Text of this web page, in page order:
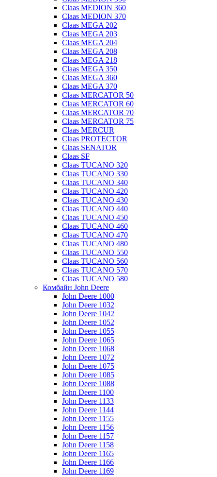
Claas MEDION 360
Claas MEDION 370
Claas MEGA 202
Claas MEGA 203
Claas MEGA 204
Claas MEGA 208
Claas MEGA 218
Claas MEGA 350
Claas MEGA 360
Claas MEGA 370
Claas MERCATOR 50
Claas MERCATOR 60
Claas MERCATOR 70
Claas MERCATOR 75
Claas MERCUR
Claas PROTECTOR
Claas SENATOR
Claas SF
Claas TUCANO 320
Claas TUCANO 330
Claas TUCANO 340
Claas TUCANO 420
Claas TUCANO 430
Claas TUCANO 440
Claas TUCANO 450
Claas TUCANO 460
Claas TUCANO 470
Claas TUCANO 480
Claas TUCANO 550
Claas TUCANO 560
Claas TUCANO 570
Claas TUCANO 580
Комбайн John Deere
John Deere 1000
John Deere 1032
John Deere 1042
John Deere 1052
John Deere 1055
John Deere 1065
John Deere 1068
John Deere 1072
John Deere 1075
John Deere 1085
John Deere 1088
John Deere 1100
John Deere 1133
John Deere 1144
John Deere 1155
John Deere 1156
John Deere 1157
John Deere 1158
John Deere 1165
John Deere 1166
John Deere 1169